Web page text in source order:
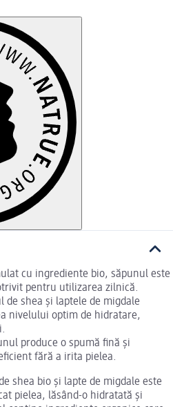
cu ingrediente bio, săpunul este
pentru utilizarea zilnică.
de shea și laptele de migdale
nivelului optim de hidratare,
produce o spumă fină și
fără a irita pielea.
shea bio și lapte de migdale este
pielea, lăsând-o hidratată și